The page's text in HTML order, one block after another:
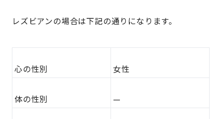
レズビアンの場合は下記の通りになります。
心の性別 女性
体の性別 —